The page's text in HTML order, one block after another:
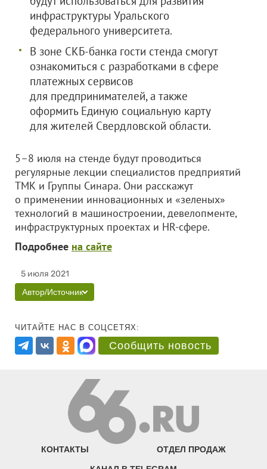
инфраструктуры Уральского
федерального университета.
В зоне СКБ-банка гости стенда смогут
ознакомиться с разработками в сфере
платежных сервисов
для предпринимателей, а также
оформить Единую социальную карту
для жителей Свердловской области.
5–8 июля на стенде будут проводиться
регулярные лекции специалистов предприятий
ТМК и Группы Синара. Они расскажут
о применении инновационных и «зеленых»
технологий в машиностроении, девелопменте,
инфраструктурных проектах и HR-сфере.
Подробнее на сайте
5 июля 2021
Автор/Источник
ЧИТАЙТЕ НАС В СОЦСЕТЯХ:
Сообщить новость
КОНТАКТЫ ОТДЕЛ ПРОДАЖ